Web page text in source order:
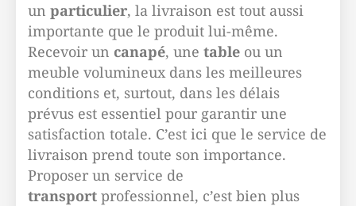
un particulier, la livraison est tout aussi
importante que le produit lui-même.
Recevoir un canapé, une table ou un
meuble volumineux dans les meilleures
conditions et, surtout, dans les délais
prévus est essentiel pour garantir une
satisfaction totale. C’est ici que le service de
livraison prend toute son importance.
Proposer un service de
transport professionnel, c’est bien plus